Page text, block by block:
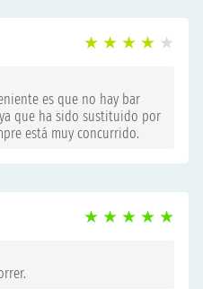
y prepárate para vivir
inolvidable.
★ ★ ★ ★ ★
es que no hay bar
que ha sido sustituido por
está muy concurrido.
★ ★ ★ ★ ★